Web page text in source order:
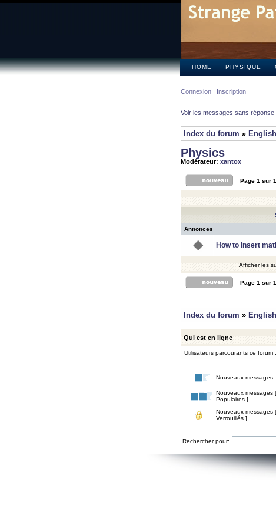
HOME PHYSIQUE
Connexion Inscription
Voir les messages sans réponse
Index du forum » English
Physics
Modérateur: xantox
Page 1 sur 1
Annonces
How to insert
Afficher les
Page 1 sur 1
Index du forum » English
Qui est en ligne
Utilisateurs parcourants ce forum
Nouveaux messages
Nouveaux messages [
Populaires ]
Nouveaux messages [
Verrouillés ]
Rechercher pour: